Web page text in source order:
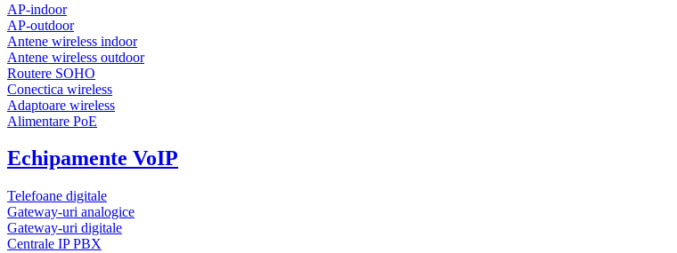
AP-indoor
AP-outdoor
Antene wireless indoor
Antene wireless outdoor
Routere SOHO
Conectica wireless
Adaptoare wireless
Alimentare PoE
Echipamente VoIP
Telefoane digitale
Gateway-uri analogice
Gateway-uri digitale
Centrale IP PBX